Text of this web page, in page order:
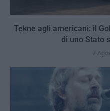
Tekne agli americani: il
di uno Stato
7